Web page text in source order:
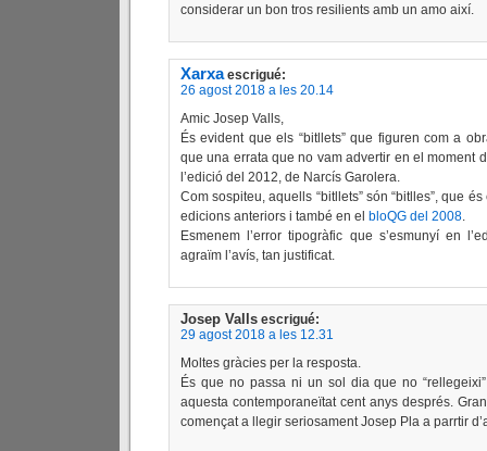
considerar un bon tros resilients amb un amo així.
Xarxa escrigué:
26 agost 2018 a les 20.14
Amic Josep Valls,
És evident que els “bitllets” que figuren com a
que una errata que no vam advertir en el moment
l’edició del 2012, de Narcís Garolera.
Com sospiteu, aquells “bitllets” són “bitlles”, que
edicions anteriors i també en el bloQG del 2008
Esmenem l’error tipogràfic que s’esmunyí en
agraïm l’avís, tan justificat.
Josep Valls escrigué:
29 agost 2018 a les 12.31
Moltes gràcies per la resposta.
És que no passa ni un sol dia que no
aquesta contemporaneïtat cent anys després.
començat a llegir seriosament Josep Pla a parrtir